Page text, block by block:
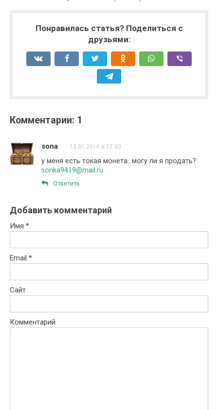
Понравилась статья? Поделиться с
друзьями:
Комментарии: 1
sona 13.01.2016 в 17:00
у меня есть токая монета…могу ли я продать?
sonka9419@mail.ru
Ответить
Добавить комментарий
Имя *
Email *
Сайт
Комментарий